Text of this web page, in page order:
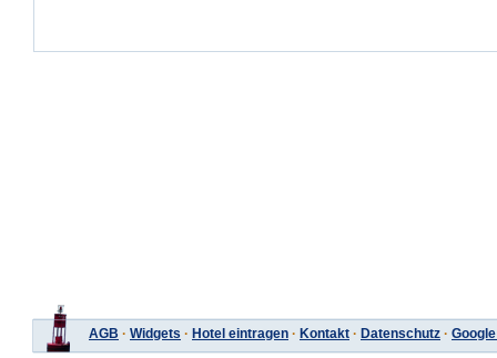
AGB · Widgets · Hotel eintragen · Kontakt · Datenschutz ·